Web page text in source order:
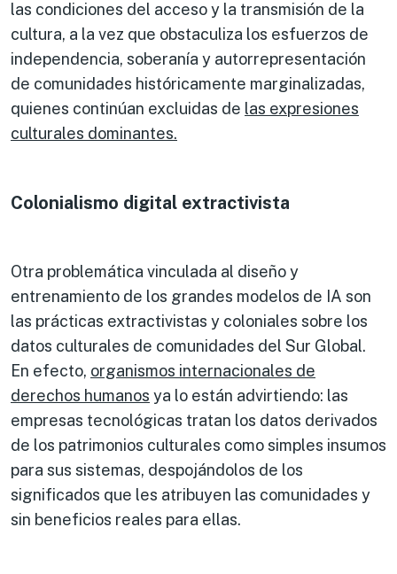
las condiciones del acceso y la transmisión de la
cultura, a la vez que obstaculiza los esfuerzos de
independencia, soberanía y autorrepresentación
de comunidades históricamente marginalizadas,
quienes continúan excluidas de las expresiones
culturales dominantes.
Colonialismo digital extractivista
Otra problemática vinculada al diseño y
entrenamiento de los grandes modelos de IA son
las prácticas extractivistas y coloniales sobre los
datos culturales de comunidades del Sur Global.
En efecto, organismos internacionales de
derechos humanos ya lo están advirtiendo: las
empresas tecnológicas tratan los datos derivados
de los patrimonios culturales como simples insumos
para sus sistemas, despojándolos de los
significados que les atribuyen las comunidades y
sin beneficios reales para ellas.